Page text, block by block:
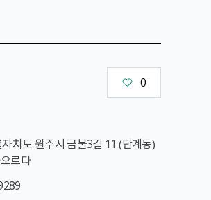
0
치도 원주시 금불3길 11 （단계동）
르다